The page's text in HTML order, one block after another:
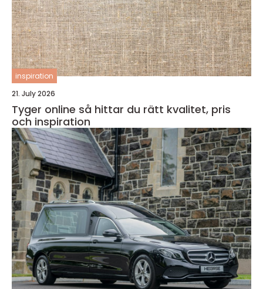
inspiration
21. July 2026
Tyger online så hittar du rätt kvalitet, pris
och inspiration